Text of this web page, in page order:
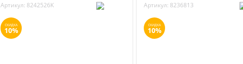
Артикул: 8242526K
СКИДКА
10%
Артикул: 8236813
СКИДКА
10%